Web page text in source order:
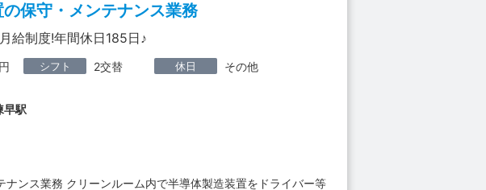
保守・メンテナンス業務
給制度!年間休日185日♪
シフト 2交替 休日 その他
駅
ンス業務 クリーンルーム内で半導体製造装置をドライバー等